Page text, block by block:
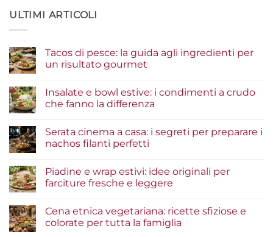
ULTIMI ARTICOLI
Tacos di pesce: la guida agli ingredienti per
un risultato gourmet
su
Tacos
di
guida
ingredienti
risultato
gourmet
Insalate e bowl estive: i condimenti a crudo
che fanno la differenza
su
Insalate
e
condimenti
a
fanno
differenza
Serata cinema a casa: i segreti per preparare i
nachos filanti perfetti
su
Serata
cinema
i
segreti
per
Piadine e wrap estivi: idee originali per
farciture fresche e leggere
su
Piadine
e
Cena etnica vegetariana: ricette sfiziose e
colorate per tutta la famiglia